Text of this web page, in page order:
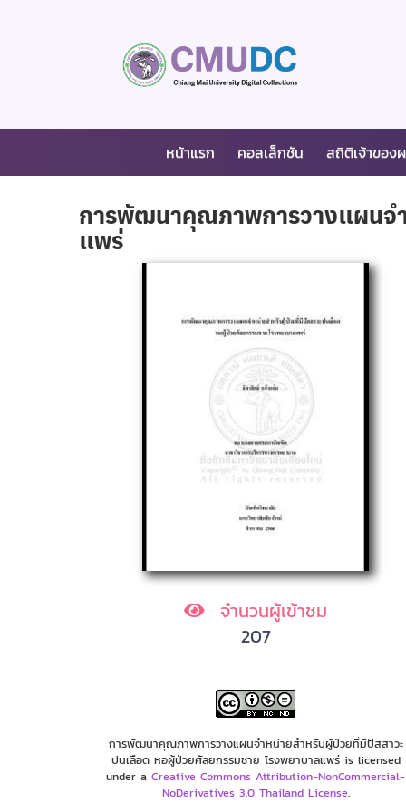
หน้าแรก คอลเล็กชัน สถิติเจ้าของ
การพัฒนาคุณภาพการวางแผนจ
แพร่
จำนวนผู้เข้าชม
207
การพัฒนาคุณภาพการวางแผนจำหน่ายสำหรับผู้ป่วยที่มีปัสสาวะ
ปนเลือด หอผู้ป่วยศัลยกรรมชาย โรงพยาบาลแพร่ is licensed
under a Creative Commons Attribution-NonCommercial-
NoDerivatives 3.0 Thailand License.